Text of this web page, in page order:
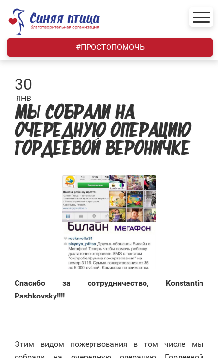
content
#ПРОСТОПОМОЧЬ
30
ЯНВ
МЫ СОБРАЛИ НА
ОЧЕРЕДНУЮ ОПЕРАЦИЮ
ГОРДЕЕВОЙ ВЕРОНИЧКЕ
Спасибо за сотрудничество, Konstantin
Pashkovsky!!!!
Этим видом пожертвования в том числе мы